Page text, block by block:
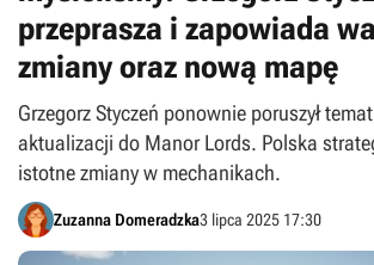
przeprasza i zapowiada
zmiany oraz nową mapę
Grzegorz Styczeń ponownie poruszył
aktualizacji do Manor Lords. Polska
istotne zmiany w mechanikach.
Zuzanna Domeradzka3 lipca 2025 17:30